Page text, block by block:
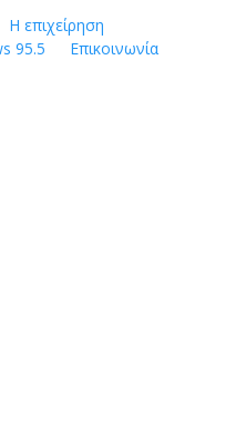
Η επιχείρηση
95.5
Επικοινωνία